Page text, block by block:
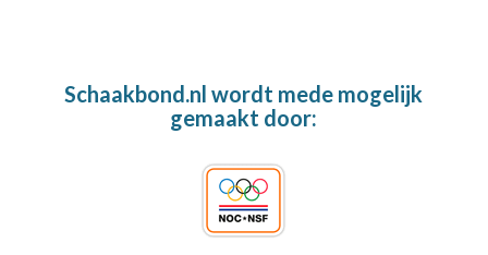
Schaakbond.nl wordt mede mogelijk
gemaakt door: